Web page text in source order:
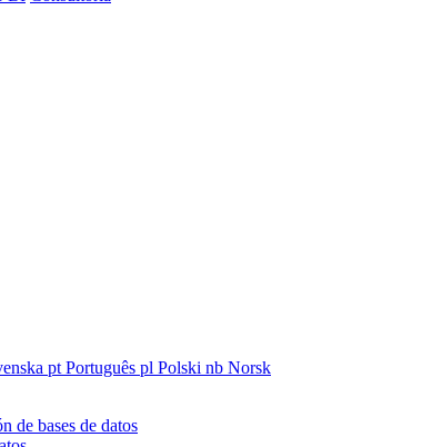
pt Português pl Polski nb Norsk
de bases de datos